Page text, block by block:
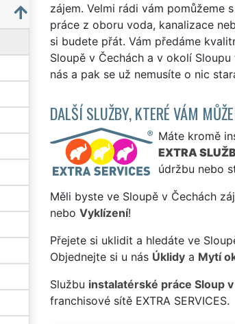
zájem. Velmi rádi vám pomůžeme
práce z oboru voda, kanalizace
si budete přát. Vám předáme
Sloupě v Čechách a v okolí
nás a pak se už nemusíte o nic
DALŠÍ SLUŽBY, KTERÉ VÁM
Máte kromě
EXTRA
údržbu nebo
Měli byste ve Sloupě v Čechách
nebo Vyklízení!
Přejete si uklidit a hledáte ve
Objednejte si u nás Úklidya Mytí
Službu instalatérské práce Sloup
franchisové sítě EXTRA SERVICES.